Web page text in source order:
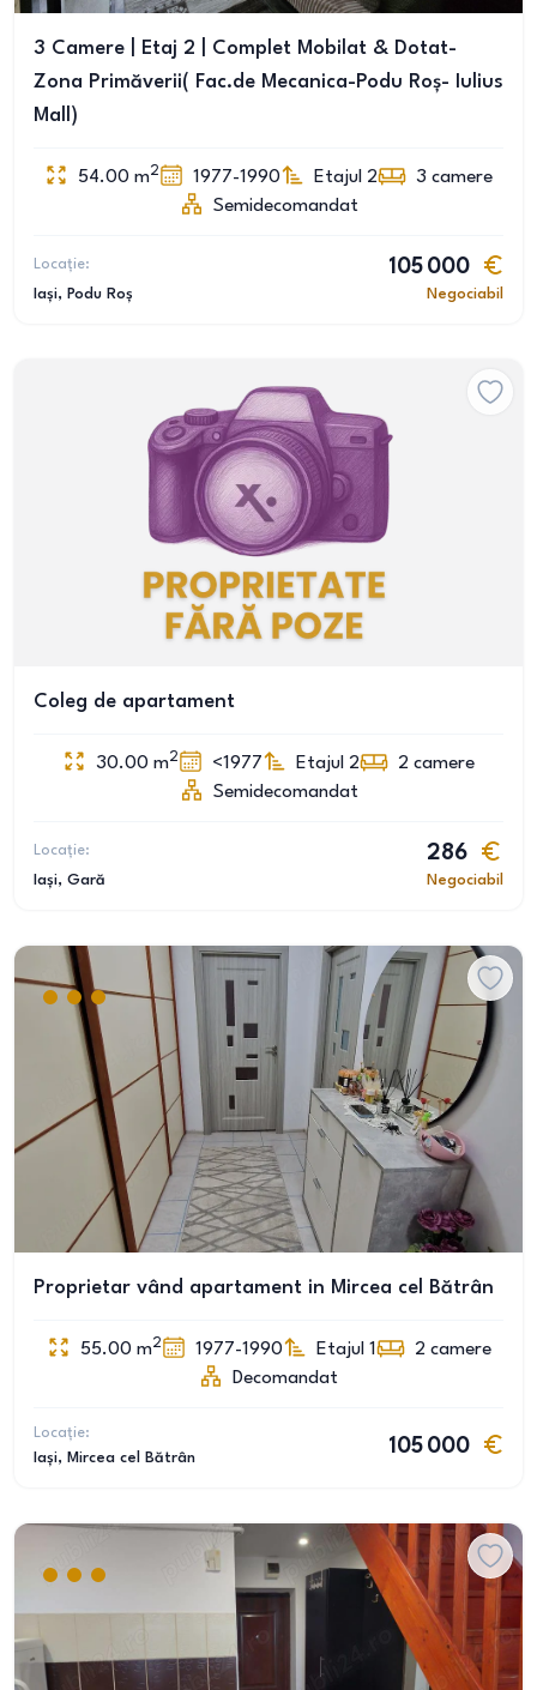
3 Camere | Etaj 2 | Complet Mobilat & Dotat-
Zona Primăverii( Fac.de Mecanica-Podu Roș- Iulius
Mall)
54.00 m2 1977-1990 Etajul 2 3 camere
Semidecomandat
Locație:
Iași, Podu Roș
105 000
Negociabil
Coleg de apartament
30.00 m2 <1977 Etajul 2 2 camere
Semidecomandat
Locație:
Iași, Gară
286
Negociabil
Proprietar vând apartament in Mircea cel Bătrân
55.00 m2 1977-1990 Etajul 1 2 camere
Decomandat
Locație:
Iași, Mircea cel Bătrân
105 000